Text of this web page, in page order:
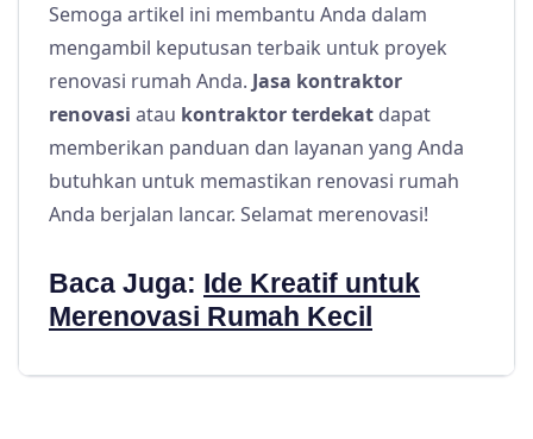
Semoga artikel ini membantu Anda dalam
mengambil keputusan terbaik untuk proyek
renovasi rumah Anda. Jasa kontraktor
renovasi atau kontraktor terdekat dapat
memberikan panduan dan layanan yang Anda
butuhkan untuk memastikan renovasi rumah
Anda berjalan lancar. Selamat merenovasi!
Baca Juga: Ide Kreatif untuk
Merenovasi Rumah Kecil